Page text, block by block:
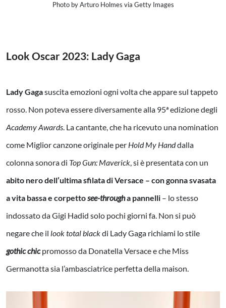
Photo by Arturo Holmes via Getty Images
Look Oscar 2023: Lady Gaga
Lady Gagasuscita emozioni ogni volta che appare sul tappeto
rosso. Non poteva essere diversamente alla 95ª edizione degli
Academy Awards. La cantante, che ha ricevuto una nomination
come Miglior canzone originale per Hold My Handdalla
colonna sonora di Top Gun: Maverick, si è presentata con un
abito nero dell’ultima sfilata di Versace – con gonna svasata
a vita bassa e corpettosee-througha pannelli – lo stesso
indossato da Gigi Hadid solo pochi giorni fa. Non si può
negare che il look total blackdi Lady Gaga richiami lo stile
gothic chicpromosso da Donatella Versace e che Miss
Germanotta sia l’ambasciatrice perfetta della maison.